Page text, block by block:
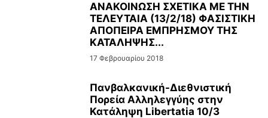
ΑΝΑΚΟΙΝΩΣΗ ΣΧΕΤΙΚΑ ΜΕ ΤΗΝ
ΤΕΛΕΥΤΑΙΑ (13/2/18) ΦΑΣΙΣΤΙΚΗ
ΑΠΟΠΕΙΡΑ ΕΜΠΡΗΣΜΟΥ ΤΗΣ
ΚΑΤΑΛΗΨΗΣ...
17 Φεβρουαρίου 2018
Πανβαλκανική-Διεθνιστική
Πορεία Αλληλεγγύης στην
Κατάληψη Libertatia 10/3